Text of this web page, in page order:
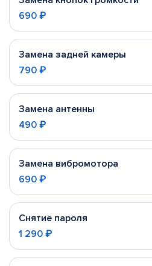
690 ₽
Замена задней камеры
790 ₽
Замена антенны
490 ₽
Замена вибромотора
690 ₽
Снятие пароля
1 290 ₽